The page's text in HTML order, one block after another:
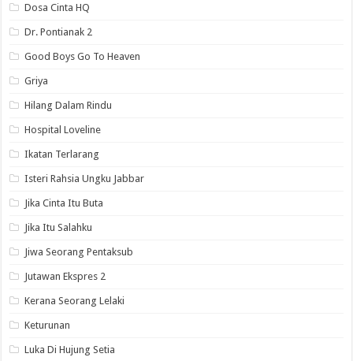
Dosa Cinta HQ
Dr. Pontianak 2
Good Boys Go To Heaven
Griya
Hilang Dalam Rindu
Hospital Loveline
Ikatan Terlarang
Isteri Rahsia Ungku Jabbar
Jika Cinta Itu Buta
Jika Itu Salahku
Jiwa Seorang Pentaksub
Jutawan Ekspres 2
Kerana Seorang Lelaki
Keturunan
Luka Di Hujung Setia